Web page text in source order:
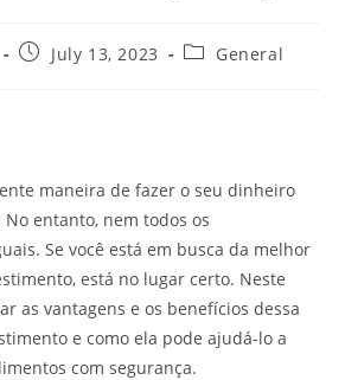
PostJuly 13, 2023
PostGeneral
maneira de fazer o seu dinheiro
entanto, nem todos os
Se você está em busca da melhor
está no lugar certo. Neste
as vantagens e os benefícios dessa
e como ela pode ajudá-lo a
com segurança.